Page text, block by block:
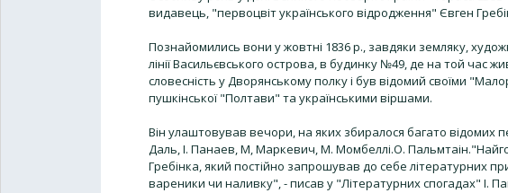
видавець, "первоцвіт українського відродження" Євген
Познайомились вони у жовтні 1836 р., завдяки земляку,
лінії Васильєвського острова, в будинку №49, де на той час
словесність у Дворянському полку і був відомий своїми
пушкінської "Полтави" та українськими віршами.
Він улаштовував вечори, на яких збиралося багато відомих
Даль, І. Панаев, М, Маркевич, М. Момбеллі.О.
Гребінка, який постійно запрошував до себе літературних
вареники чи наливку", - писав у "Літературних спогадах" І.